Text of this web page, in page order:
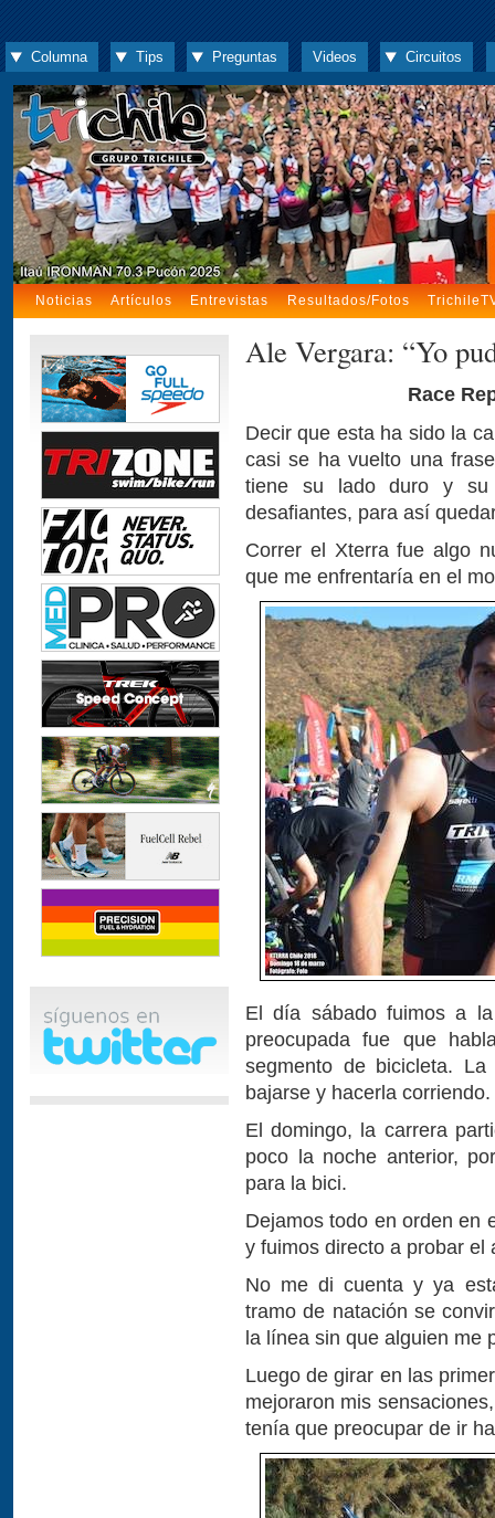
Columna Tips Preguntas Videos Circuitos
Noticias Artículos Entrevistas Resultados/Fotos
Ale Vergara: “Yo
Race
Decir que esta ha sido la
casi se ha vuelto una
tiene su lado duro y su
desafiantes, para así
Correr el Xterra fue algo
que me enfrentaría en el
El día sábado fuimos a
preocupada fue que
segmento de bicicleta.
bajarse y hacerla corriendo.
El domingo, la carrera
poco la noche anterior,
para la bici.
Dejamos todo en orden en
y fuimos directo a probar el
No me di cuenta y ya
tramo de natación se
la línea sin que alguien me
Luego de girar en las
mejoraron mis
tenía que preocupar de ir